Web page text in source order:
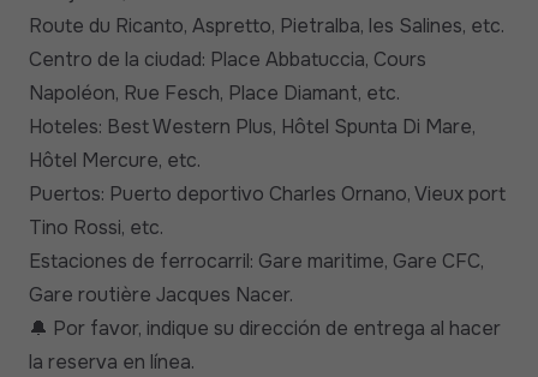
Route du Ricanto, Aspretto, Pietralba, les Salines, etc.
Centro de la ciudad: Place Abbatuccia, Cours
Napoléon, Rue Fesch, Place Diamant, etc.
Hoteles: Best Western Plus, Hôtel Spunta Di Mare,
Hôtel Mercure, etc.
Puertos: Puerto deportivo Charles Ornano, Vieux port
Tino Rossi, etc.
Estaciones de ferrocarril: Gare maritime, Gare CFC,
Gare routière Jacques Nacer.
🔔 Por favor, indique su dirección de entrega al hacer
la reserva en línea.